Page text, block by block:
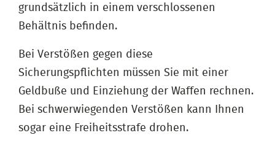
grundsätzlich in einem verschlossenen
Behältnis befinden.
Bei Verstößen gegen diese
Sicherungspflichten müssen Sie mit einer
Geldbuße und Einziehung der Waffen rechnen.
Bei schwerwiegenden Verstößen kann Ihnen
sogar eine Freiheitsstrafe drohen.